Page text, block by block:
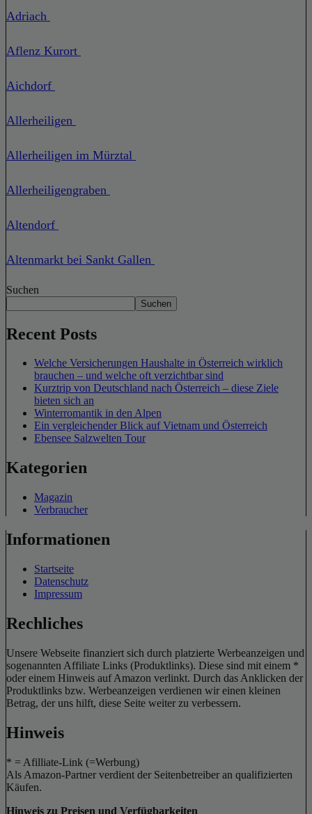
Adriach
Aflenz Kurort
Aichdorf
Allerheiligen
Allerheiligen im Mürztal
Allerheiligengraben
Altendorf
Altenmarkt bei Sankt Gallen
Suchen
Suchen
Recent Posts
Welche Versicherungen Haushalte in Österreich wirklich
brauchen – und welche oft verzichtbar sind
Kurztrip von Deutschland nach Österreich – diese Ziele
bieten sich an
Winterromantik in den Alpen
Ein vergleichender Blick auf Vietnam und Österreich
Ebensee Salzwelten Tour
Kategorien
Magazin
Verbraucher
Informationen
Startseite
Datenschutz
Impressum
Rechliches
Unsere Webseite finanziert sich durch platzierte Werbeanzeigen und
sogenannten Affiliate Links (Produktlinks). Diese sind mit einem *
oder einem Hinweis auf Amazon verlinkt. Durch das Anklicken der
Produktlinks bzw. Werbeanzeigen verdienen wir einen kleinen
Betrag, der uns hilft, diese Seite weiter zu verbessern.
Hinweis
* = Afilliate-Link (=Werbung)
Als Amazon-Partner verdient der Seitenbetreiber an qualifizierten
Käufen.
Hinweis zu Preisen und Verfügbarkeiten